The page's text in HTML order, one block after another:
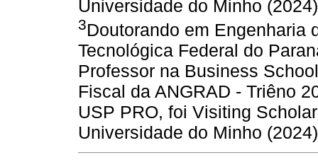
Universidade do Minho (2024)
3Doutorando em Engenharia
Tecnológica Federal do
Professor na Business
Fiscal da ANGRAD - Triêno
USP PRO, foi Visiting
Universidade do Minho (2024)